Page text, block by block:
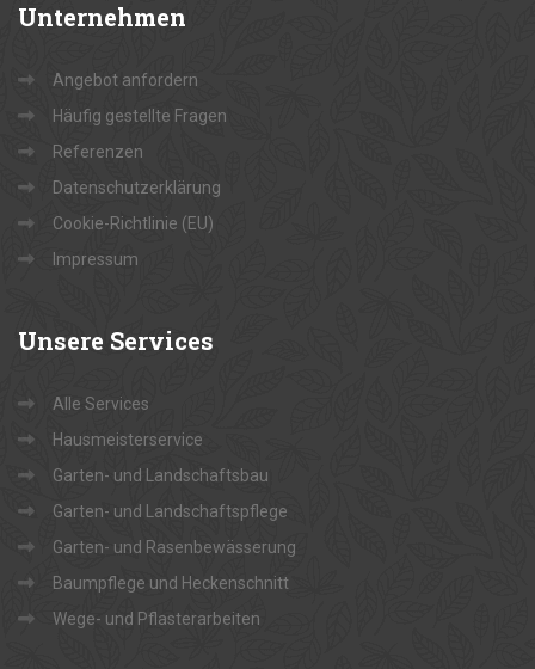
Unternehmen
Angebot anfordern
Häufig gestellte Fragen
Referenzen
Datenschutzerklärung
Cookie-Richtlinie (EU)
Impressum
Unsere Services
Alle Services
Hausmeisterservice
Garten- und Landschaftsbau
Garten- und Landschaftspflege
Garten- und Rasenbewässerung
Baumpflege und Heckenschnitt
Wege- und Pflasterarbeiten